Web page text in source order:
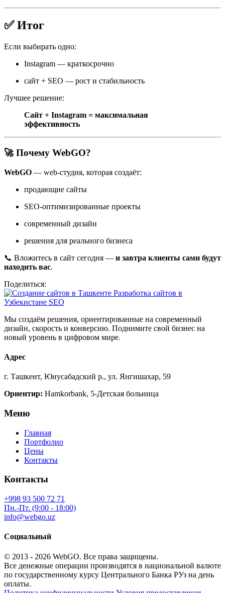
✅ Итог
Если выбирать одно:
Instagram — краткосрочно
сайт + SEO — рост и стабильность
Лучшее решение:
Сайт + Instagram = максимальная
эффективность
🚀 Почему WebGO?
WebGO — web-студия, которая создаёт:
продающие сайты
SEO-оптимизированные проекты
современный дизайн
решения для реального бизнеса
📞 Вложитесь в сайт сегодня — и завтра клиенты сами будут
находить вас.
Поделиться:
Мы создаём решения, ориентированные на современный
дизайн, скорость и конверсию. Поднимите свой бизнес на
новый уровень в цифровом мире.
Адрес
г. Ташкент, Юнусабадский р., ул. Янгишахар, 59
Ориентир: Hamkorbank, 5-Детская больница
Меню
Главная
Портфолио
Цены
Контакты
Контакты
+998 93 500 72 71
Пн.-Пт. (9:00 - 18:00)
info@webgo.uz
Социальный
© 2013 - 2026 WebGO. Все права защищены.
Все денежные операции производятся в национальной валюте
по государственному курсу Центрального Банка РУз на день
оплаты.